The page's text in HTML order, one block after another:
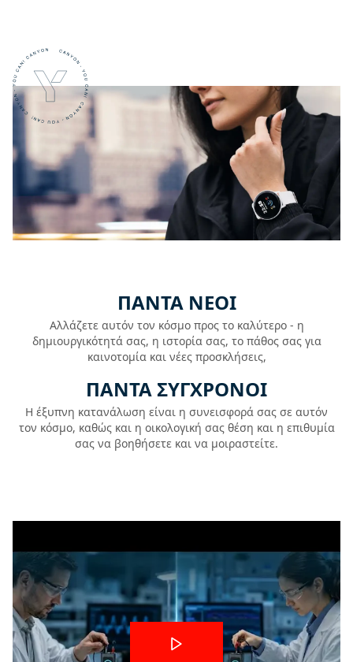
ΠΑΝΤΑ ΝΕΟΙ
Αλλάζετε αυτόν τον κόσμο προς το καλύτερο - η
δημιουργικότητά σας, η ιστορία σας, το πάθος σας για
καινοτομία και νέες προσκλήσεις,
ΠΑΝΤΑ ΣΥΓΧΡΟΝΟΙ
Η έξυπνη κατανάλωση είναι η συνεισφορά σας σε αυτόν
τον κόσμο, καθώς και η οικολογική σας θέση και η επιθυμία
σας να βοηθήσετε και να μοιραστείτε.